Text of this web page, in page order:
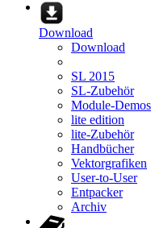
Download
Download
SL 2015
SL-Zubehör
Module-Demos
lite edition
lite-Zubehör
Handbücher
Vektorgrafiken
User-to-User
Entpacker
Archiv